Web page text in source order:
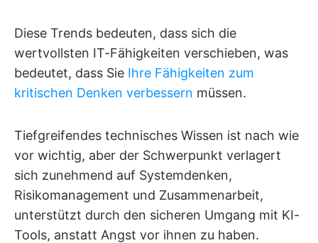
Diese Trends bedeuten, dass sich die
wertvollsten IT-Fähigkeiten verschieben, was
bedeutet, dass Sie Ihre Fähigkeiten zum
kritischen Denken verbessern müssen.
Tiefgreifendes technisches Wissen ist nach wie
vor wichtig, aber der Schwerpunkt verlagert
sich zunehmend auf Systemdenken,
Risikomanagement und Zusammenarbeit,
unterstützt durch den sicheren Umgang mit KI-
Tools, anstatt Angst vor ihnen zu haben.